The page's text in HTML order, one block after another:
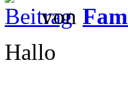
von
Hallo